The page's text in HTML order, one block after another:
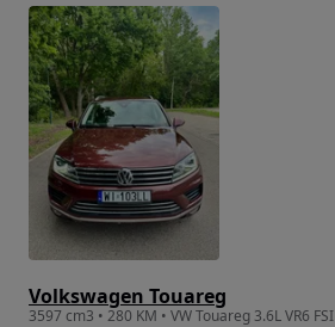
Volkswagen Touareg
3597 cm3 • 280 KM • VW Touareg 3.6L VR6 FSI